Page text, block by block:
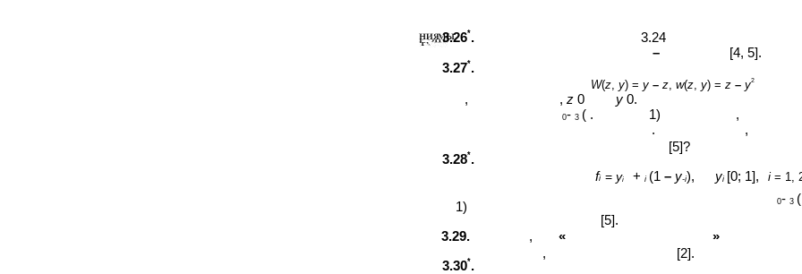
3.26*. 3.24
3.27*.
– [4, 5].
W(z, y) = y – z, w(z, y) = z – y2
,
, z 0 y 0.
0- 3 ( . 1)
,
.
,
3.28*.
[5]?
fi = yi + i (1 – y-i), yi [0; 1], i = 1,
1) 0- 3
[5].
3.29.
, «
»
3.30*.
,
[2].